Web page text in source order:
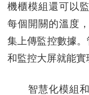
機櫃模組還可以
每個開關的溫度
集上傳監控數據
和監控大屏就能實
智慧化模組和